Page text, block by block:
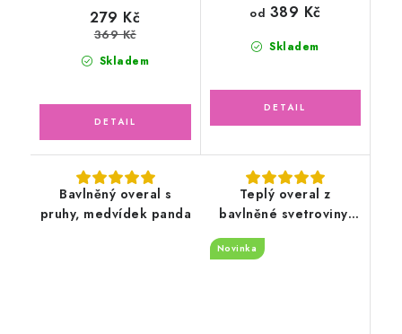
Skladem
279 Kč
369 Kč
Skladem
od 389 Kč
Bavlněný overal s
pruhy, medvídek panda
Teplý overal z
bavlněné svetroviny,
Novinka